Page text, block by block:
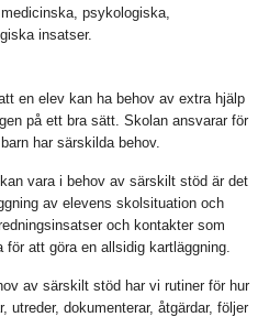
psykologiska,
insatser.
en elev kan ha behov av extra hjälp
på ett bra sätt. Skolan ansvarar för
har särskilda behov.
vara i behov av särskilt stöd är det
av elevens skolsituation och
och kontakter som
för att göra en allsidig kartläggning.
av särskilt stöd har vi rutiner för hur
utreder, dokumenterar, åtgärdar, följer